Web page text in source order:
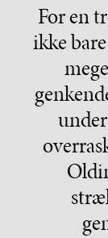
For en
ikke